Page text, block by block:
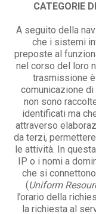
CATEGORIE
A seguito della
che i sistemi
preposte al
nel corso del loro
trasmissione
comunicazione
non sono
identificati ma
attraverso
da terzi,
le attività. In
IP o i nomi a
che si
(Uniform
l’orario della
la richiesta al